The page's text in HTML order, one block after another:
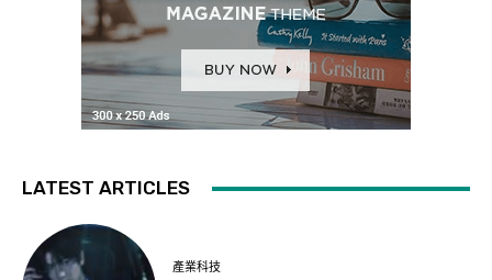
LATEST ARTICLES
產業科技